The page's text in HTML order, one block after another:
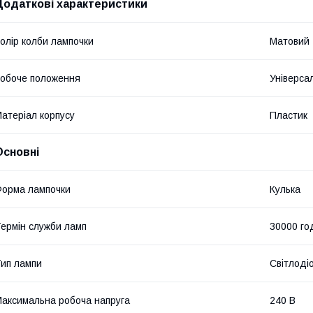
характеристики
колби лампочки Матовий
положення
корпусу Пластик
лампочки Кулька
служби ламп 30000
лампи
робоча напруга 240 В